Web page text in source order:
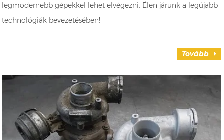
legmodernebb gépekkel lehet elvégezni. Élen járunk a legújabb
technológiák bevezetésében!
Tovább